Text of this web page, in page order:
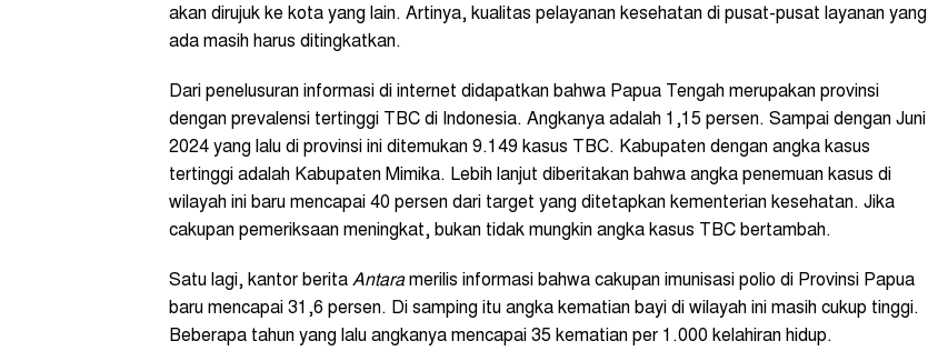
akan dirujuk ke kota yang lain. Artinya, kualitas pelayanan kesehatan di pusat-pusat layanan yang
ada masih harus ditingkatkan.
Dari penelusuran informasi di internet didapatkan bahwa Papua Tengah merupakan provinsi
dengan prevalensi tertinggi TBC di Indonesia. Angkanya adalah 1,15 persen. Sampai dengan Juni
2024 yang lalu di provinsi ini ditemukan 9.149 kasus TBC. Kabupaten dengan angka kasus
tertinggi adalah Kabupaten Mimika. Lebih lanjut diberitakan bahwa angka penemuan kasus di
wilayah ini baru mencapai 40 persen dari target yang ditetapkan kementerian kesehatan. Jika
cakupan pemeriksaan meningkat, bukan tidak mungkin angka kasus TBC bertambah.
Satu lagi, kantor berita Antaramerilis informasi bahwa cakupan imunisasi polio di Provinsi Papua
baru mencapai 31,6 persen. Di samping itu angka kematian bayi di wilayah ini masih cukup tinggi.
Beberapa tahun yang lalu angkanya mencapai 35 kematian per 1.000 kelahiran hidup.